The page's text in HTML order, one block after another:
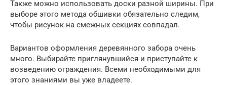
Также можно использовать доски разной ширины. При
выборе этого метода обшивки обязательно следим,
чтобы рисунок на смежных секциях совпадал.
Вариантов оформления деревянного забора очень
много. Выбирайте приглянувшийся и приступайте к
возведению ограждения. Всеми необходимыми для
этого знаниями вы уже владеете.